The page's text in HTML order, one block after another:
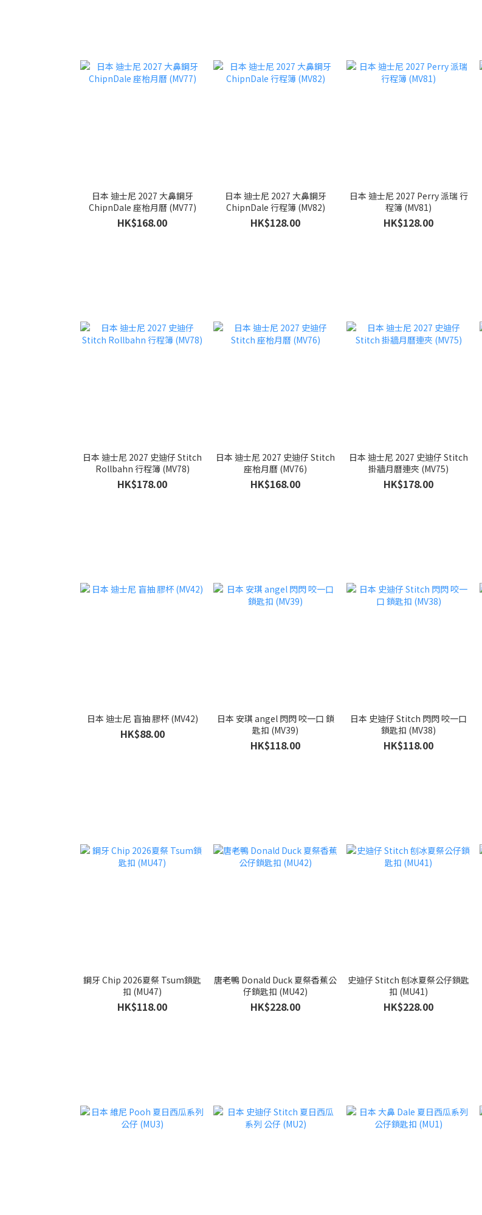
日本 迪士尼 2027 大鼻鋼牙
ChipnDale 座枱月曆 (MV77)
HK$168.00
日本 迪士尼 2027 大鼻鋼牙
ChipnDale 行程簿 (MV82)
HK$128.00
日本 迪士尼 2027 Perry 派瑞 行
程簿 (MV81)
HK$128.00
日本 迪士尼 2027 史迪仔 Stitch
Rollbahn 行程簿 (MV78)
HK$178.00
日本 迪士尼 2027 史迪仔 Stitch
座枱月曆 (MV76)
HK$168.00
日本 迪士尼 2027 史迪仔 Stitch
掛牆月曆連夾 (MV75)
HK$178.00
日本 迪士尼 盲抽 膠杯 (MV42)
HK$88.00
日本 安琪 angel 閃閃 咬一口 鎖
匙扣 (MV39)
HK$118.00
日本 史迪仔 Stitch 閃閃 咬一口
鎖匙扣 (MV38)
HK$118.00
鋼牙 Chip 2026夏祭 Tsum鎖匙
扣 (MU47)
HK$118.00
唐老鴨 Donald Duck 夏祭香蕉公
仔鎖匙扣 (MU42)
HK$228.00
史迪仔 Stitch 刨冰夏祭公仔鎖匙
扣 (MU41)
HK$228.00